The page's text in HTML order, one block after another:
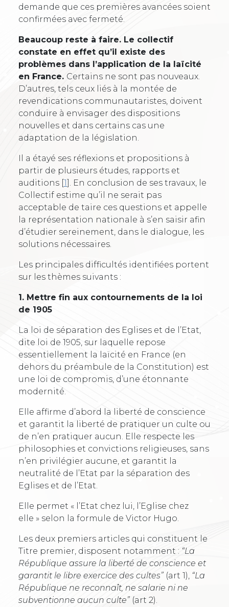
demande que ces premières avancées soient
confirmées avec fermeté.
Beaucoup reste à faire. Le collectif
constate en effet qu’il existe des
problèmes dans l’application de la laïcité
en France. Certains ne sont pas nouveaux.
D’autres, tels ceux liés à la montée de
revendications communautaristes, doivent
conduire à envisager des dispositions
nouvelles et dans certains cas une
adaptation de la législation.
Il a étayé ses réflexions et propositions à
partir de plusieurs études, rapports et
auditions [1]
. En conclusion de ses travaux, le
Collectif estime qu’il ne serait pas
acceptable de taire ces questions et appelle
la représentation nationale à s’en saisir afin
d’étudier sereinement, dans le dialogue, les
solutions nécessaires.
Les principales difficultés identifiées portent
sur les thèmes suivants :
1. Mettre fin aux contournements de la loi
de 1905
La loi de séparation des Eglises et de l’Etat,
dite loi de 1905, sur laquelle repose
essentiellement la laïcité en France (en
dehors du préambule de la Constitution) est
une loi de compromis, d’une étonnante
modernité.
Elle affirme d’abord la liberté de conscience
et garantit la liberté de pratiquer un culte ou
de n’en pratiquer aucun. Elle respecte les
philosophies et convictions religieuses, sans
n’en privilégier aucune, et garantit la
neutralité de l’Etat par la séparation des
Eglises et de l’Etat.
Elle permet « l’Etat chez lui, l’Eglise chez
elle » selon la formule de Victor Hugo.
Les deux premiers articles qui constituent le
Titre premier, disposent notamment : “La
République assure la liberté de conscience et
garantit le libre exercice des cultes” (art 1), “La
République ne reconnaît, ne salarie ni ne
subventionne aucun culte” (art 2).